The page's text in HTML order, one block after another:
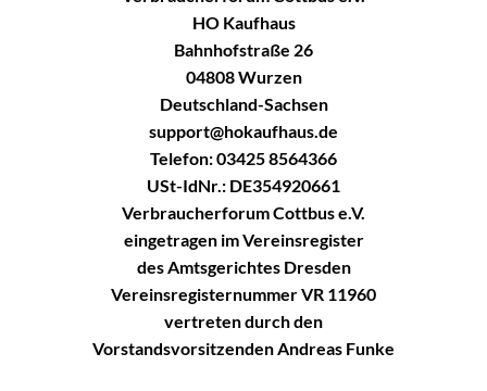
HO Kaufhaus
Bahnhofstraße 26
04808 Wurzen
Deutschland-Sachsen
support@hokaufhaus.de
Telefon: 03425 8564366
USt-IdNr.: DE354920661
Verbraucherforum Cottbus e.V.
eingetragen im Vereinsregister
des Amtsgerichtes Dresden
Vereinsregisternummer VR 11960
vertreten durch den
Vorstandsvorsitzenden Andreas Funke